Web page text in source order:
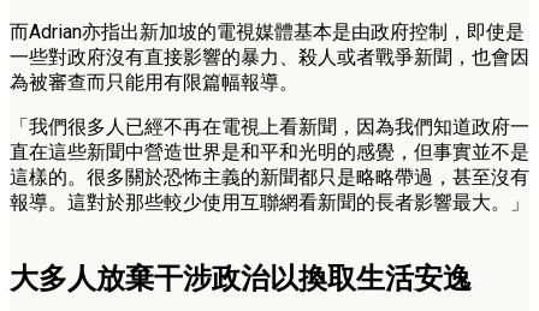
而Adrian亦指出新加坡的電視媒體基本是由政府控制，即使是
一些對政府沒有直接影響的暴力、殺人或者戰爭新聞，也會因
為被審查而只能用有限篇幅報導。
「我們很多人已經不再在電視上看新聞，因為我們知道政府一
直在這些新聞中營造世界是和平和光明的感覺，但事實並不是
這樣的。很多關於恐怖主義的新聞都只是略略帶過，甚至沒有
報導。這對於那些較少使用互聯網看新聞的長者影響最大。」
大多人放棄干涉政治以換取生活安逸